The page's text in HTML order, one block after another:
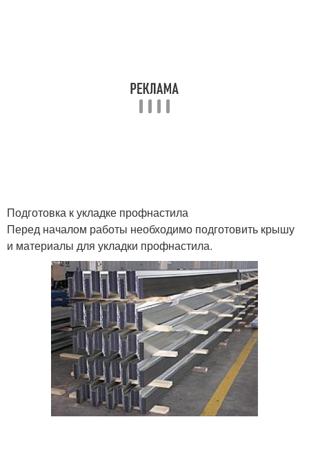
Подготовка к укладке профнастила
Перед началом работы необходимо подготовить крышу
и материалы для укладки профнастила.